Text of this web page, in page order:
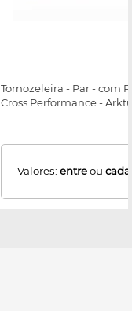
Tornozeleira - Par - com
Cross Performance -
Valores: entreou